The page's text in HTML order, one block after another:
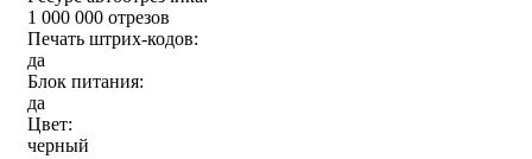
1 000 000 отрезов
Печать штрих-кодов:
да
Блок питания:
да
Цвет:
черный